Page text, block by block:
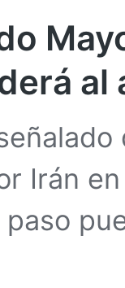
al
Irán